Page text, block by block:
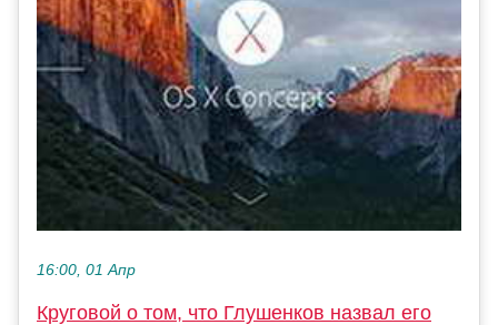
16:00, 01 Апр
Круговой о том, что Глушенков назвал его